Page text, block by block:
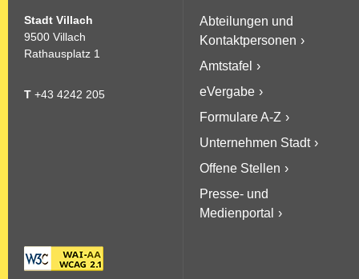
Stadt Villach
9500 Villach
Rathausplatz 1
T +43 4242 205
Abteilungen und
Kontaktpersonen
Amtstafel
eVergabe
Formulare A-Z
Unternehmen Stadt
Offene Stellen
Presse- und
Medienportal